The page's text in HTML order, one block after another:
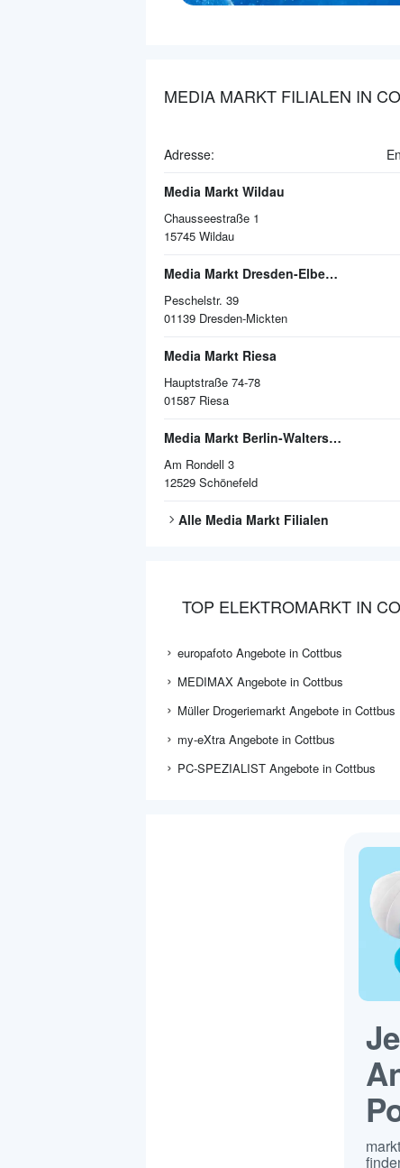
MEDIA MARKT FILIALEN IN
Adresse:
Media Markt Wildau
Chausseestraße 1
15745 Wildau
Media Markt Dresden-ElbePark
Peschelstr. 39
01139 Dresden-Mickten
Media Markt Riesa
Hauptstraße 74-78
01587 Riesa
Media Markt Berlin-Waltersdorf
Am Rondell 3
12529 Schönefeld
Alle Media Markt Filialen
TOP ELEKTROMARKT IN
europafoto Angebote in Cottbus
MEDIMAX Angebote in Cottbus
Müller Drogeriemarkt Angebote in Cottbus
my-eXtra Angebote in Cottbus
PC-SPEZIALIST Angebote in Cottbus